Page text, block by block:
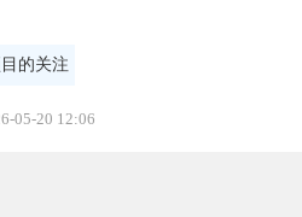
的关注
05-20 12:06